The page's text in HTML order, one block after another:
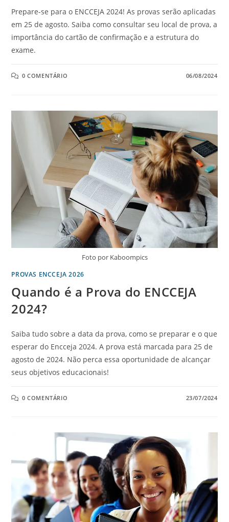
Prepare-se para o ENCCEJA 2024! As provas serão aplicadas
em 25 de agosto. Saiba como consultar seu local de prova, a
importância do cartão de confirmação e a estrutura do
exame.
0 COMENTÁRIO 06/08/2024
Foto por Kaboompics
PROVAS ENCCEJA 2026
Quando é a Prova do ENCCEJA
2024?
Saiba tudo sobre a data da prova, como se preparar e o que
esperar do Encceja 2024. A prova está marcada para 25 de
agosto de 2024. Não perca essa oportunidade de alcançar
seus objetivos educacionais!
0 COMENTÁRIO 23/07/2024